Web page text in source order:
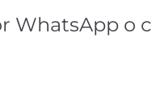
WhatsApp o